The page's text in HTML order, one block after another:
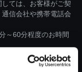
ては、お客様がご契
信会社や携帯電話会
～60分程度のお時間
の際には、通信環境